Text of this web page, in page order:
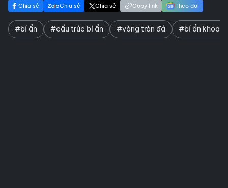
Chia sẻ Chia sẻ Chia sẻ Copy link Theo dõi
#bí ẩn #cấu trúc bí ẩn #vòng tròn đá #bí ẩn khoa